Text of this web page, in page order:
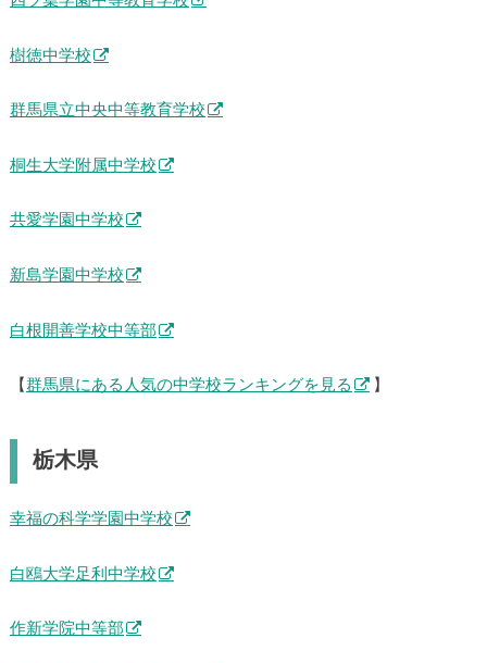
樹徳中学校
群馬県立中央中等教育学校
桐生大学附属中学校
共愛学園中学校
新島学園中学校
白根開善学校中等部
【 群馬県にある人気の中学校ランキングを見る 】
栃木県
幸福の科学学園中学校
白鴎大学足利中学校
作新学院中等部